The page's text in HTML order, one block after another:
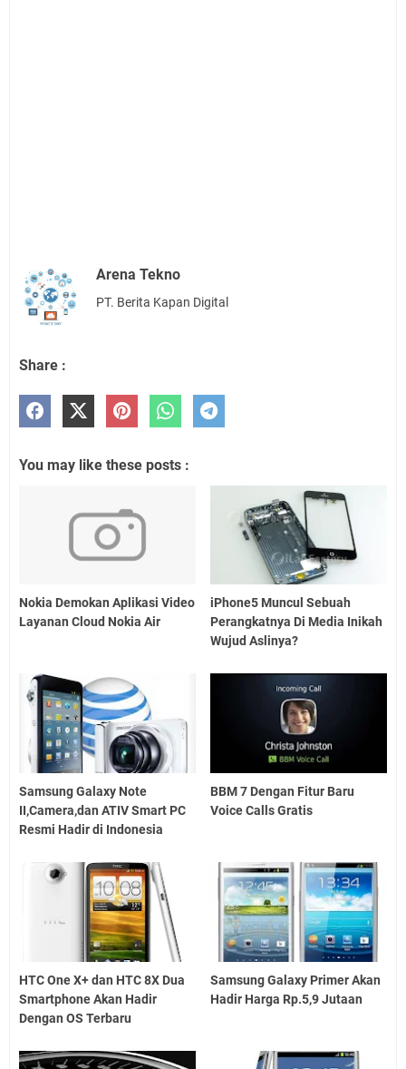
Arena Tekno
PT. Berita Kapan Digital
Share :
You may like these posts :
Nokia Demokan Aplikasi Video
Layanan Cloud Nokia Air
iPhone5 Muncul Sebuah
Perangkatnya Di Media Inikah
Wujud Aslinya?
Samsung Galaxy Note
II,Camera,dan ATIV Smart PC
Resmi Hadir di Indonesia
BBM 7 Dengan Fitur Baru
Voice Calls Gratis
HTC One X+ dan HTC 8X Dua
Smartphone Akan Hadir
Dengan OS Terbaru
Samsung Galaxy Primer Akan
Hadir Harga Rp.5,9 Jutaan